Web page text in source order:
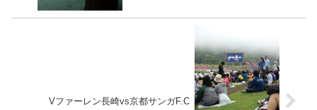
Vファーレン長崎vs京都サンガF.C